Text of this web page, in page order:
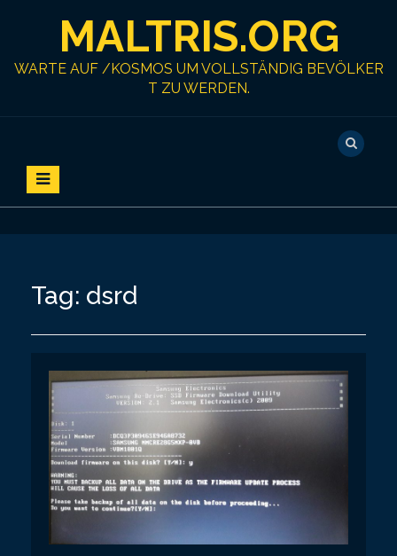
MALTRIS.ORG
WARTE AUF /KOSMOS UM VOLLSTÄNDIG BEVÖLKER
T ZU WERDEN.
Tag: dsrd